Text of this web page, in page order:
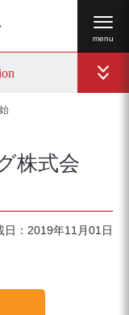
株式会
日：2019年11月01日